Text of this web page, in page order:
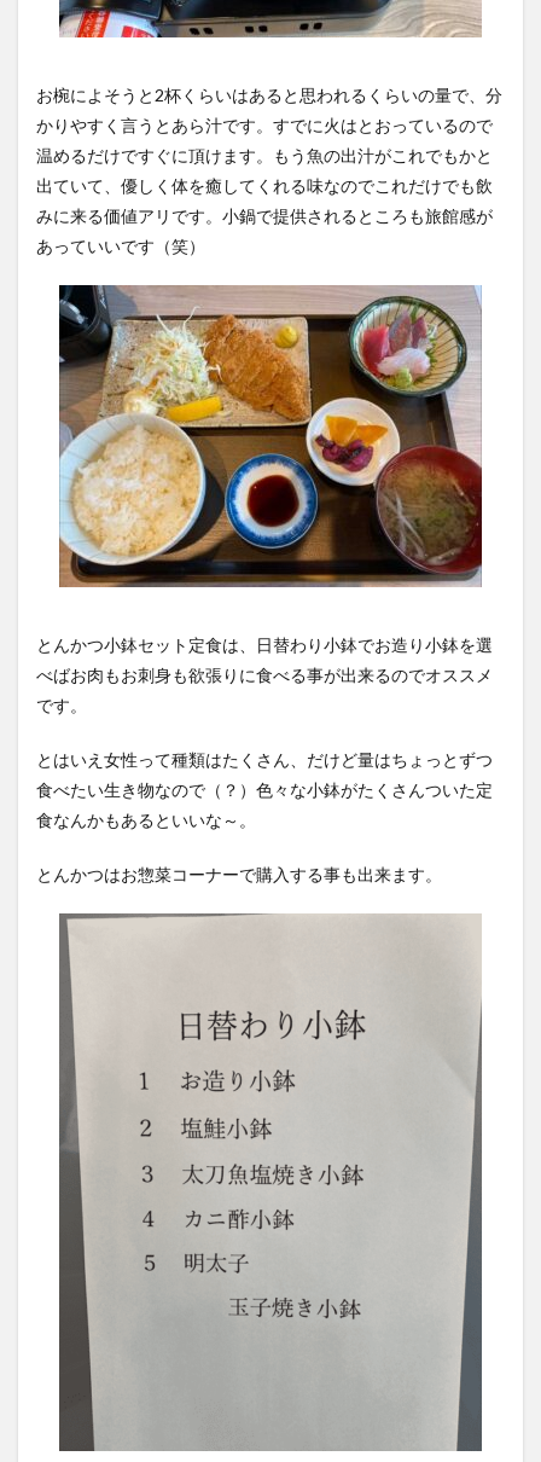
お椀によそうと2杯くらいはあると思われるくらいの量で、分
かりやすく言うとあら汁です。すでに火はとおっているので
温めるだけですぐに頂けます。もう魚の出汁がこれでもかと
出ていて、優しく体を癒してくれる味なのでこれだけでも飲
みに来る価値アリです。小鍋で提供されるところも旅館感が
あっていいです（笑）
とんかつ小鉢セット定食は、日替わり小鉢でお造り小鉢を選
べばお肉もお刺身も欲張りに食べる事が出来るのでオススメ
です。
とはいえ女性って種類はたくさん、だけど量はちょっとずつ
食べたい生き物なので（？）色々な小鉢がたくさんついた定
食なんかもあるといいな～。
とんかつはお惣菜コーナーで購入する事も出来ます。